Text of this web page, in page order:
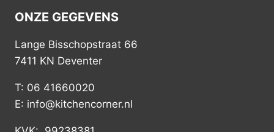
ONZE GEGEVENS
Lange Bisschopstraat 66
7411 KN Deventer
T: 06 41660020
E: info@kitchencorner.nl